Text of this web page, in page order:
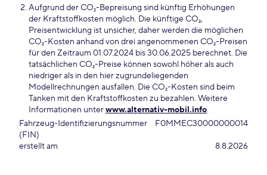
Aufgrund der CO₂-Bepreisung sind künftig Erhöhungen
der Kraftstoffkosten möglich. Die künftige CO₂,
Preisentwicklung ist unsicher, daher werden die möglichen
CO₂-Kosten anhand von drei angenommenen CO₂-Preisen
für den Zeitraum 01.07.2024 bis 30.06.2025 berechnet. Die
tatsächlichen CO₂-Preise können sowohl höher als auch
niedriger als in den hier zugrundeliegenden
Modellrechnungen ausfallen. Die CO₂-Kosten sind beim
Tanken mit den Kraftstoffkosten zu bezahlen. Weitere
Informationen unterwww.alternativ-mobil.info.
Fahrzeug-Identifizierungsnummer
(FIN)
F0MMEC30000000014
erstellt am 8.8.2026